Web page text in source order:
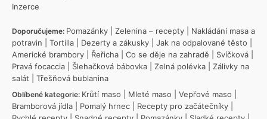
Inzerce
Doporučujeme: Pomazánky Zelenina – recepty
Nakládání masa a
potravin
Tortilla Dezerty a zákusky Jak na odpalované těsto
Americké brambory
Řeřicha Co se děje na zahradě Svíčková
Pravá focaccia
Šlehačková bábovka Zelná polévka
Zálivky na
salát
Třešňová bublanina
Oblíbené kategorie: Krůtí maso Mleté maso Vepřové maso
Bramborová jídla
Pomalý hrnec Recepty pro začátečníky